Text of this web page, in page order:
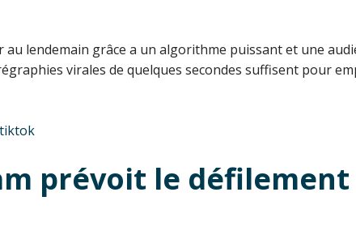
lendemain grâce a un algorithme puissant et une
virales de quelques secondes suffisent pour
tiktok
prévoit le